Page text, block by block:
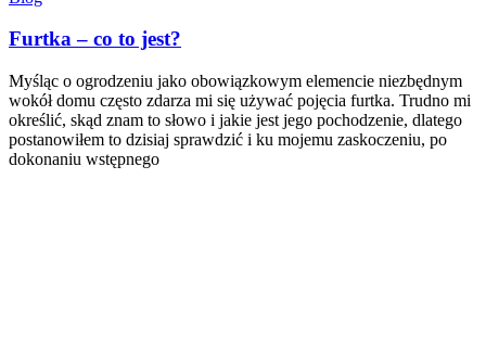
Furtka – co to jest?
Myśląc o ogrodzeniu jako obowiązkowym elemencie niezbędnym
wokół domu często zdarza mi się używać pojęcia furtka. Trudno mi
określić, skąd znam to słowo i jakie jest jego pochodzenie, dlatego
postanowiłem to dzisiaj sprawdzić i ku mojemu zaskoczeniu, po
dokonaniu wstępnego